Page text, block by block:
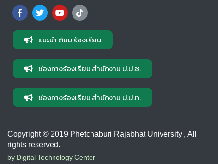
แนะนำ ติชม ร้องเรียน
ช่องทางร้องเรียน สำนักงาน ป.ป.ช.
ช่องทางร้องเรียน สำนักงาน ป.ป.ท.
Copyright © 2019 Phetchaburi Rajabhat University , All
rights reserved.
by Digital Technology Center